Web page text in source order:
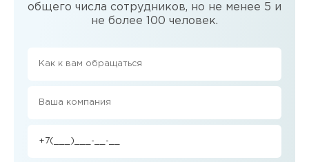
общего числа сотрудников, но не менее 5 и
не более 100 человек.